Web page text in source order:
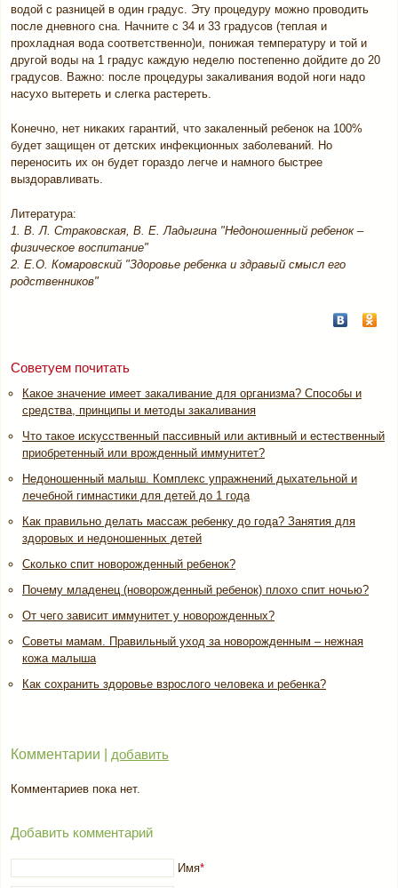
водой с разницей в один градус. Эту процедуру можно проводить
после дневного сна. Начните с 34 и 33 градусов (теплая и
прохладная вода соответственно)и, понижая температуру и той и
другой воды на 1 градус каждую неделю постепенно дойдите до 20
градусов. Важно: после процедуры закаливания водой ноги надо
насухо вытереть и слегка растереть.
Конечно, нет никаких гарантий, что закаленный ребенок на 100%
будет защищен от детских инфекционных заболеваний. Но
переносить их он будет гораздо легче и намного быстрее
выздоравливать.
Литература:
1. В. Л. Страковская, В. Е. Ладыгина "Недоношенный ребенок –
физическое воспитание"
2. Е.О. Комаровский "Здоровье ребенка и здравый смысл его
родственников"
Советуем почитать
Какое значение имеет закаливание для организма? Способы и
средства, принципы и методы закаливания
Что такое искусственный пассивный или активный и естественный
приобретенный или врожденный иммунитет?
Недоношенный малыш. Комплекс упражнений дыхательной и
лечебной гимнастики для детей до 1 года
Как правильно делать массаж ребенку до года? Занятия для
здоровых и недоношенных детей
Сколько спит новорожденный ребенок?
Почему младенец (новорожденный ребенок) плохо спит ночью?
От чего зависит иммунитет у новорожденных?
Советы мамам. Правильный уход за новорожденным – нежная
кожа малыша
Как сохранить здоровье взрослого человека и ребенка?
Комментарии | добавить
Комментариев пока нет.
Добавить комментарий
Имя*